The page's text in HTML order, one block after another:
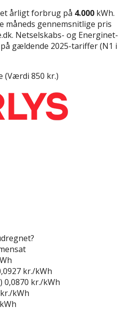
årligt forbrug på 4.000 kWh.
måneds gennemsnitlige pris
Netselskabs- og Energinet-
gældende 2025-tariffer (N1 i
(Værdi 850 kr.)
kr./kWh
0,0870 kr./kWh
kWh